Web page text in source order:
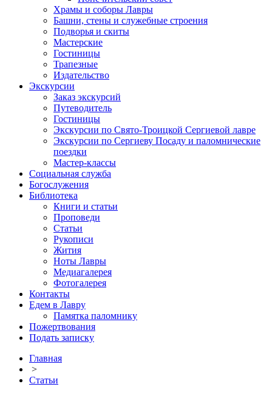
Храмы и соборы Лавры
Башни, стены и служебные строения
Подворья и скиты
Мастерские
Гостиницы
Трапезные
Издательство
Экскурсии
Заказ экскурсий
Путеводитель
Гостиницы
Экскурсии по Свято-Троицкой Сергиевой лавре
Экскурсии по Сергиеву Посаду и паломнические
поездки
Мастер-классы
Социальная служба
Богослужения
Библиотека
Книги и статьи
Проповеди
Статьи
Рукописи
Жития
Ноты Лавры
Медиагалерея
Фотогалерея
Контакты
Едем в Лавру
Памятка паломнику
Пожертвования
Подать записку
Главная
>
Статьи